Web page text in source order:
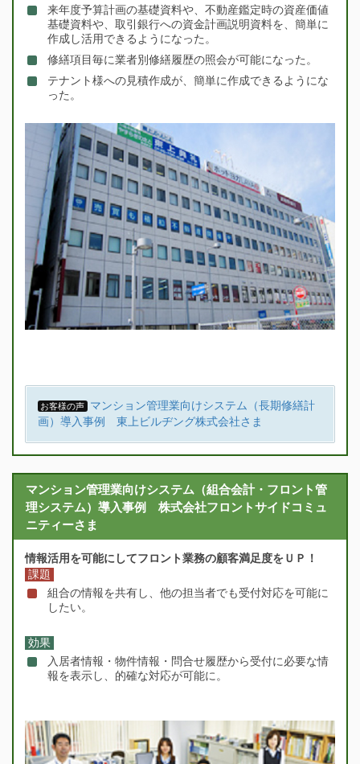
来年度予算計画の基礎資料や、不動産鑑定時の資産価値
基礎資料や、取引銀行への資金計画説明資料を、簡単に
作成し活用できるようになった。
修繕項目毎に業者別修繕履歴の照会が可能になった。
テナント様への見積作成が、簡単に作成できるようにな
った。
お客様の声
マンション管理業向けシステム（長期修繕計
画）導入事例 東上ビルヂング株式会社さま
マンション管理業向けシステム（組合会計・フロント管
理システム）導入事例 株式会社フロントサイドコミュ
ニティーさま
情報活用を可能にしてフロント業務の顧客満足度をＵＰ！
課題
組合の情報を共有し、他の担当者でも受付対応を可能に
したい。
効果
入居者情報・物件情報・問合せ履歴から受付に必要な情
報を表示し、的確な対応が可能に。